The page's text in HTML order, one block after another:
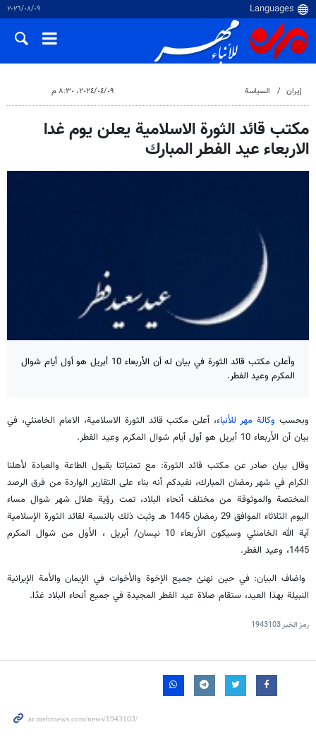
٠٩‏/٠٨‏/٢٠٢٦
إيران السياسة ٠٩‏/٠٤‏/٢٠٢٤، ٨:٣٠ م
مكتب قائد الثورة الاسلامية يعلن يوم غدا
الاربعاء عيد الفطر المبارك
وأعلن مكتب قائد الثورة في بيان له أن الأربعاء 10 أبريل هو أول أيام شوال
المكرم وعيد الفطر.
وبحسب وكالة مهر للأنباء، أعلن مكتب قائد الثورة الاسلامية، الامام الخامنئي، في
بيان أن الأربعاء 10 أبريل هو أول أيام شوال المكرم وعيد الفطر.
وقال بيان صادر عن مكتب قائد الثورة: مع تمنياتنا بقبول الطاعة والعبادة لأهلنا
الكرام في شهر رمضان المبارك، نفيدكم أنه بناء على التقارير الواردة من فرق الرصد
المختصة والموثوقة من مختلف أنحاء البلاد، تمت رؤية هلال شهر شوال مساء
اليوم الثلاثاء الموافق 29 رمضان 1445 هـ وثبت ذلك بالنسبة لقائد الثورة الإسلامية
آية الله الخامنئي وسيكون الأربعاء 10 نيسان/ أبريل ، الأول من شوال المكرم
1445، وعيد الفطر.
واضاف البيان: في حين نهنئ جميع الإخوة والأخوات في الإيمان والأمة الإيرانية
النبيلة بهذا العيد، ستقام صلاة عيد الفطر المجيدة في جميع أنحاء البلاد غدًا.
رمز الخبر1943103